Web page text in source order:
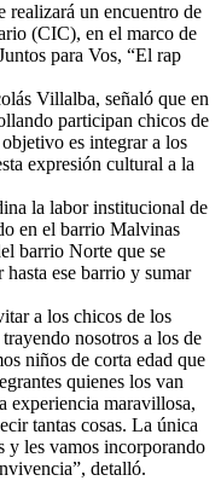
realizará un encuentro de
(CIC), en el marco de
para Vos, “El rap
Villalba, señaló que en
participan chicos de
es integrar a los
expresión cultural a la
la labor institucional de
en el barrio Malvinas
barrio Norte que se
ese barrio y sumar
a los chicos de los
nosotros a los de
niños de corta edad que
quienes los van
experiencia maravillosa,
tantas cosas. La única
y les vamos incorporando
detalló.